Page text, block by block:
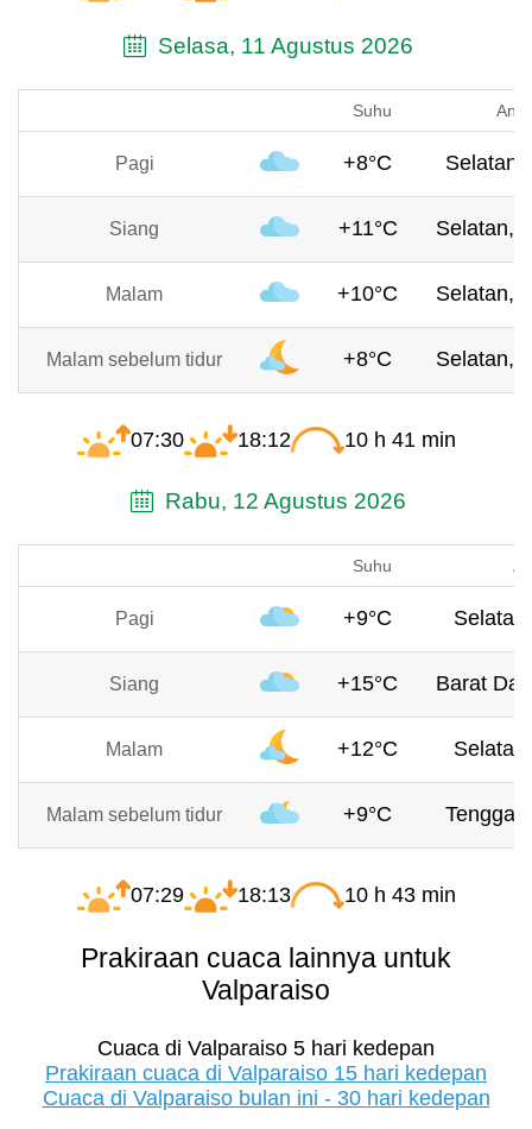
Selasa, 11 Agustus 2026
Suhu
Pagi +8°C Selatan,
Siang +11°C Selatan,
Malam +10°C Selatan,
Malam sebelum tidur +8°C Selatan,
07:30 18:12 10 h 41 min
Rabu, 12 Agustus 2026
Suhu
Pagi +9°C
Siang +15°C Barat
Malam +12°C
Malam sebelum tidur +9°C
07:29 18:13 10 h 43 min
Prakiraan cuaca lainnya untuk
Valparaiso
Cuaca di Valparaiso 5 hari kedepan
Prakiraan cuaca di Valparaiso 15 hari kedepan
Cuaca di Valparaiso bulan ini - 30 hari kedepan